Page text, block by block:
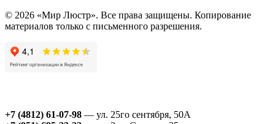
© 2026 «Мир Люстр». Все права защищены. Копирование
материалов только с письменного разрешения.
+7 (4812) 61-07-98 — ул. 25го сентября, 50А